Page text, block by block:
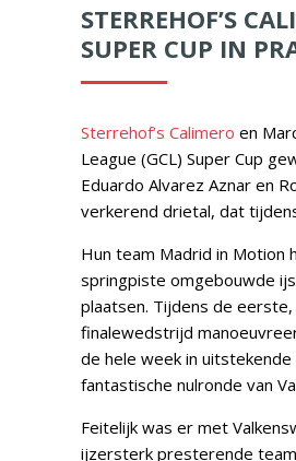
STERREHOF’S
SUPER CUP IN
Sterrehof’s Calimero en
League (GCL) Super Cup
Eduardo Alvarez Aznar en
verkerend drietal, dat
Hun team Madrid in Motion
springpiste omgebouwde
plaatsen. Tijdens de
finalewedstrijd
de hele week in
fantastische nulronde van
Feitelijk was er met
ijzersterk presterende